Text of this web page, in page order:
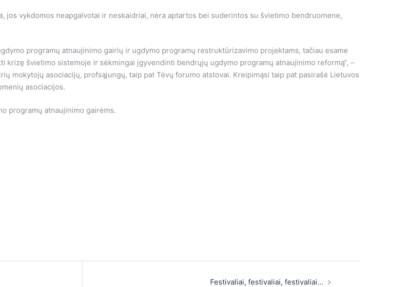
jos vykdomos neapgalvotai ir neskaidriai, nėra aptartos bei suderintos su švietimo bendruomene,
programų atnaujinimo gairių ir ugdymo programų restruktūrizavimo projektams, tačiau esame
krizę švietimo sistemoje ir sėkmingai įgyvendinti bendrųjų ugdymo programų atnaujinimo reformą“, –
mokytojų asociacijų, profsąjungų, taip pat Tėvų forumo atstovai. Kreipimąsi taip pat pasirašė Lietuvos
asociacijos.
programų atnaujinimo gairėms.
Festivaliai, festivaliai, festivaliai…